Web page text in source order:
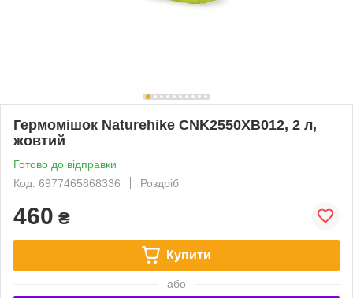
Гермомішок Naturehike CNK2550XB012, 2 л,
жовтий
Готово до відправки
Код: 6977465868336
Роздріб
460 ₴
Купити
або